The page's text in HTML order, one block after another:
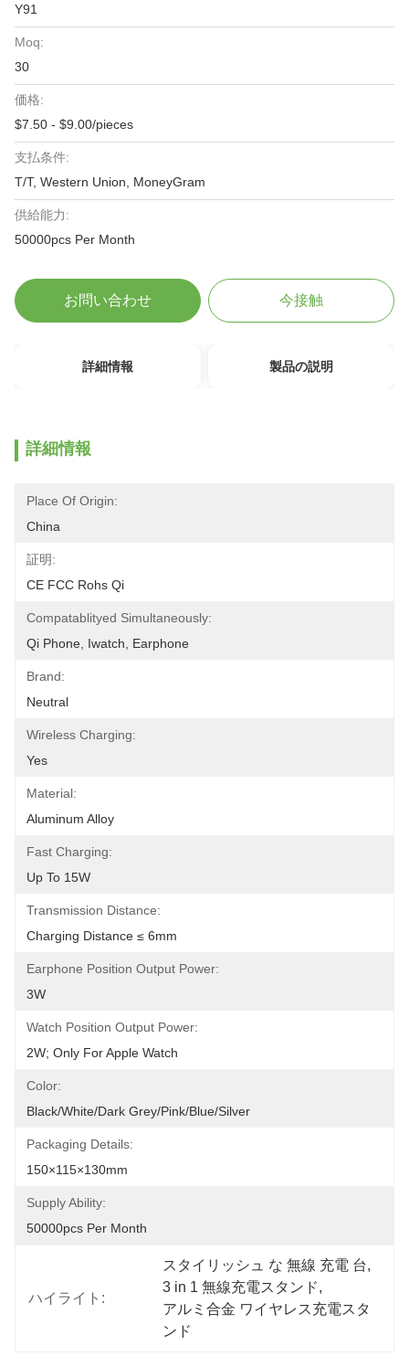
Y91
Moq:
30
価格:
$7.50 - $9.00/pieces
支払条件:
T/T, Western Union, MoneyGram
供給能力:
50000pcs Per Month
お問い合わせ 今接触
詳細情報 製品の説明
詳細情報
Place Of Origin:
China
証明:
CE FCC Rohs Qi
Compatablityed Simultaneously:
Qi Phone, Iwatch, Earphone
Brand:
Neutral
Wireless Charging:
Yes
Material:
Aluminum Alloy
Fast Charging:
Up To 15W
Transmission Distance:
Charging Distance ≤ 6mm
Earphone Position Output Power:
3W
Watch Position Output Power:
2W; Only For Apple Watch
Color:
Black/White/Dark Grey/Pink/Blue/Silver
Packaging Details:
150×115×130mm
Supply Ability:
50000pcs Per Month
ハイライト:
スタイリッシュ な 無線 充電 台,
3 in 1 無線充電スタンド,
アルミ合金 ワイヤレス充電スタ
ンド